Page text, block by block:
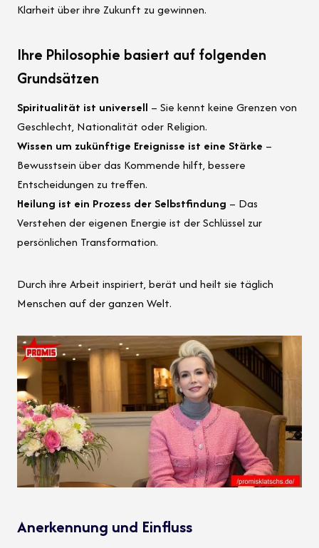
Klarheit über ihre Zukunft zu gewinnen.
Ihre Philosophie basiert auf folgenden
Grundsätzen
Spiritualität ist universell – Sie kennt keine Grenzen von
Geschlecht, Nationalität oder Religion.
Wissen um zukünftige Ereignisse ist eine Stärke –
Bewusstsein über das Kommende hilft, bessere
Entscheidungen zu treffen.
Heilung ist ein Prozess der Selbstfindung – Das
Verstehen der eigenen Energie ist der Schlüssel zur
persönlichen Transformation.
Durch ihre Arbeit inspiriert, berät und heilt sie täglich
Menschen auf der ganzen Welt.
Anerkennung und Einfluss